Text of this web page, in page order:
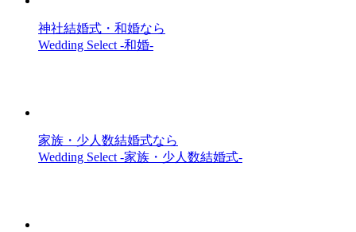
神社結婚式・和婚なら
Wedding Select -和婚-
家族・少人数結婚式なら
Wedding Select -家族・少人数結婚式-